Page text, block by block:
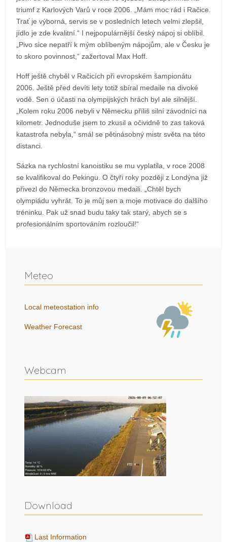
triumf z Karlových Varů v roce 2006. „Mám moc rád i Račice.
Trať je výborná, servis se v posledních letech velmi zlepšil,
jídlo je zde kvalitní.“ I nejpopulárnější český nápoj si oblíbil.
„Pivo sice nepatří k mým oblíbeným nápojům, ale v Česku je
to skoro povinnost,“ zažertoval Max Hoff.
Hoff ještě chyběl v Račicích při evropském šampionátu
2006. Ještě před devíti lety totiž sbíral medaile na divoké
vodě. Sen o účasti na olympijských hrách byl ale silnější.
„Kolem roku 2006 nebyli v Německu příliš silní závodníci na
kilometr. Jednoduše jsem to zkusil a očividně to zas taková
katastrofa nebyla,“ smál se pětinásobný mistr světa na této
distanci.
Sázka na rychlostní kanoistiku se mu vyplatila, v roce 2008
se kvalifikoval do Pekingu. O čtyři roky později z Londýna již
přivezl do Německa bronzovou medaili. „Chtěl bych
olympiádu vyhrát. To je můj sen a moje motivace do dalšího
tréninku. Pak už snad budu taky tak starý, abych se s
profesionálním sportováním rozloučil!“
Meteo
Local meteostation info
Weather Forecast
Webcam
Download
Last Information